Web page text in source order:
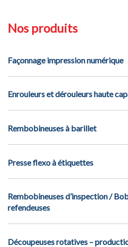
Nos produits
Façonnage impression numérique
Enrouleurs et dérouleurs haute
Rembobineuses à barillet
Presse flexo à étiquettes
Rembobineuses d’inspection /
refendeuses
Découpeuses rotatives –